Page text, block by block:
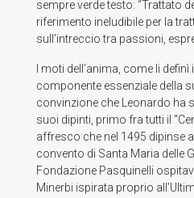
sempre verde testo: “Trattato
riferimento ineludibile per la
sull’intreccio tra passioni,
I moti dell’anima, come li
componente essenziale della
convinzione che Leonardo ha
suoi dipinti, primo fra tutti il
affresco che nel 1495 dipinse
convento di Santa Maria delle
Fondazione Pasquinelli
Minerbi ispirata proprio